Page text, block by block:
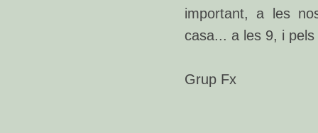
important, a les
casa... a les 9, i
Grup Fx